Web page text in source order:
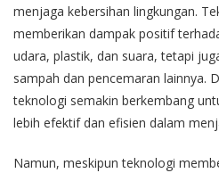
menjaga kebersihan lingkungan.
memberikan dampak positif
udara, plastik, dan suara, tetapi
sampah dan pencemaran lainnya.
teknologi semakin berkembang
lebih efektif dan efisien dalam
Namun, meskipun teknologi